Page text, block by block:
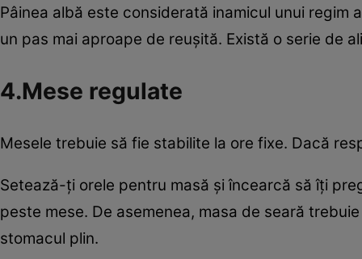
Pâinea albă este considerată inamicul unui regim
un pas mai aproape de reuşită. Există o serie de
4.Mese regulate
Mesele trebuie să fie stabilite la ore fixe. Dacă
Setează-ţi orele pentru masă şi încearcă să îţi
peste mese. De asemenea, masa de seară
stomacul plin.